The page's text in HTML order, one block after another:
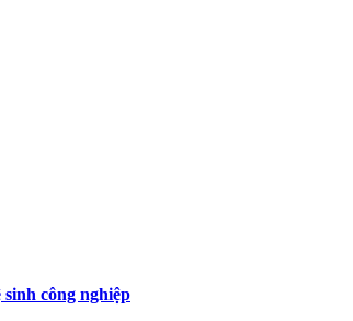
công nghiệp